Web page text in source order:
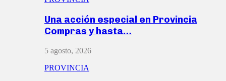
Una acción especial en Provincia
Compras y hasta…
5 agosto, 2026
PROVINCIA